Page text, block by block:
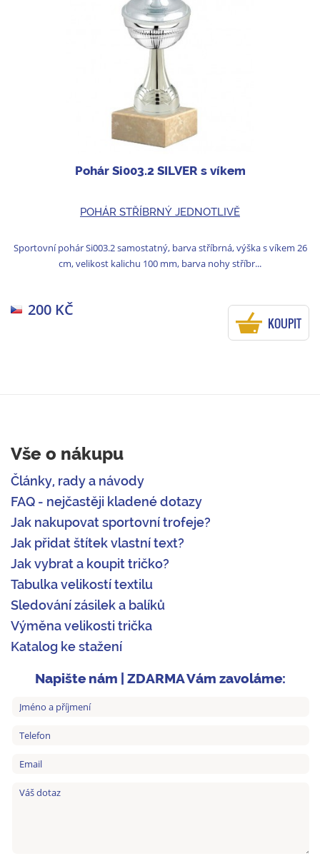
Pohár Si003.2 SILVER s víkem
POHÁR STŘÍBRNÝ JEDNOTLIVĚ
Sportovní pohár Si003.2 samostatný, barva stříbrná, výška s víkem 26
cm, velikost kalichu 100 mm, barva nohy stříbr...
200 KČ
KOUPIT
Vše o nákupu
Články, rady a návody
FAQ - nejčastěji kladené dotazy
Jak nakupovat sportovní trofeje?
Jak přidat štítek vlastní text?
Jak vybrat a koupit tričko?
Tabulka velikostí textilu
Sledování zásilek a balíků
Výměna velikosti trička
Katalog ke stažení
Napište nám | ZDARMA Vám zavoláme: